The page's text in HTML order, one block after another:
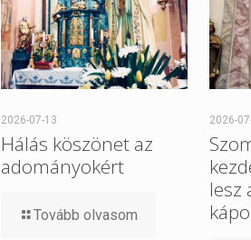
2026-07-13
Hálás köszönet az
adományokért
Tovább olvasom
2026-
lesz